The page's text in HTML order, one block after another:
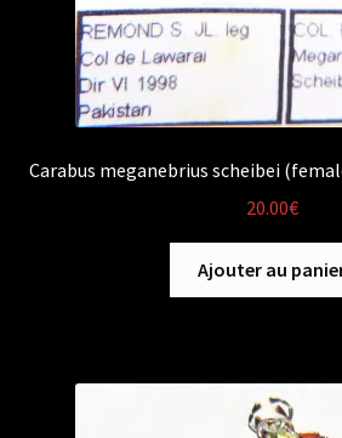
Carabus meganebrius scheibei
20.00€
Ajouter au